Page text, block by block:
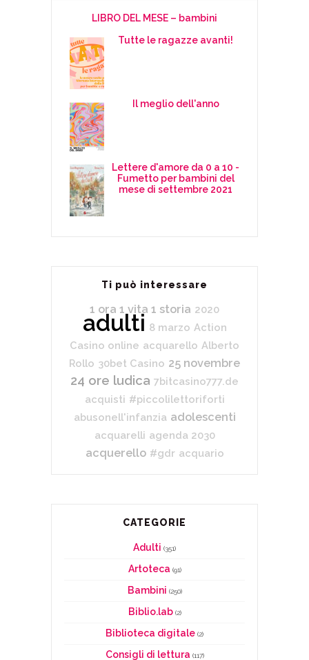
LIBRO DEL MESE – bambini
Tutte le ragazze avanti!
Il meglio dell'anno
Lettere d'amore da 0 a 10 -
Fumetto per bambini del
mese di settembre 2021
Ti può interessare
1 ora 1 vita 1 storia 2020
adulti 8 marzo Action
Casino online acquarello Alberto
Rollo 30bet Casino 25 novembre
24 ore ludica 7bitcasino777.de
acquisti #piccolilettoriforti
abusonell'infanzia adolescenti
acquarelli agenda 2030
acquerello #gdr acquario
CATEGORIE
Adulti (351)
Artoteca (91)
Bambini (250)
Biblio.lab(2)
Biblioteca digitale (2)
Consigli di lettura (117)